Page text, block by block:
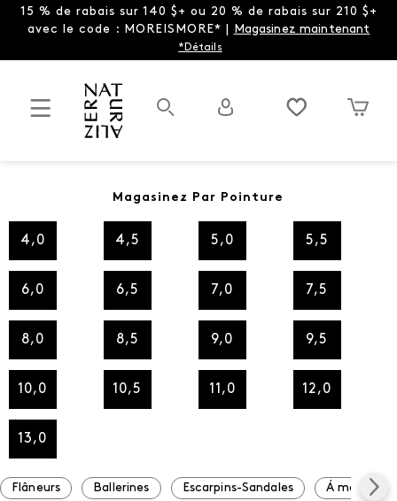
15 % de rabais sur 140 $+ ou 20 % de rabais sur 210 $+
avec le code : MOREISMORE* | Magasinez maintenant
*Détails
Magasinez Par Pointure
4,0 4,5 5,0 5,5
6,0 6,5 7,0 7,5
8,0 8,5 9,0 9,5
10,0 10,5 11,0 12,0
13,0
Flâneurs Ballerines Escarpins-Sandales Á moins de